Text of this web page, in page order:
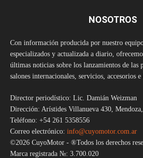
NOSOTROS
Con información producida por nuestro
especializados y actualizada a diario,
últimas noticias sobre los lanzamientos de las
salones internacionales, servicios, accesorios
Director periodístico: Lic. Damián Weizman
Dirección: Arístides Villanueva 430,
Teléfono: +54 261 5358556
Correo electrónico: info@cuyomotor.com.ar
©2026 CuyoMotor - ®Todos los derechos
Marca registrada №: 3.700.020